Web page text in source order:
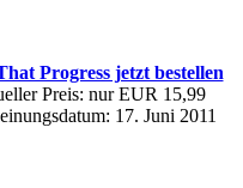
Progress jetzt bestellen
Preis: nur EUR 15,99
17. Juni 2011